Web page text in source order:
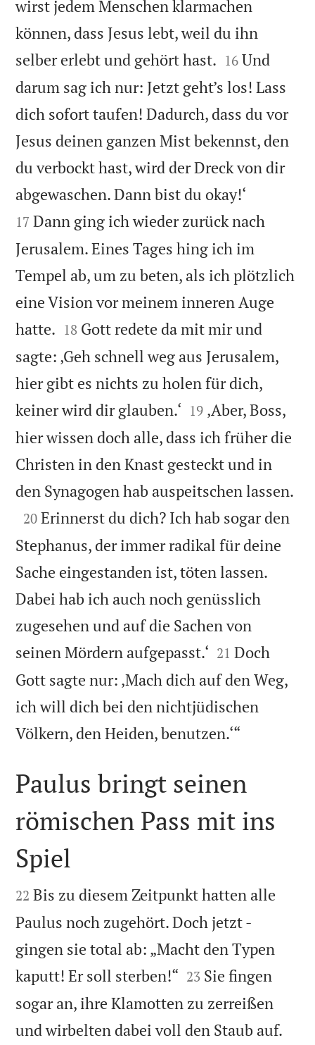
wirst jedem Menschen klarmachen
können, dass Jesus lebt, weil du ihn
selber erlebt und gehört hast. 

16 Und
darum sag ich nur: Jetzt geht’s los! Lass
dich sofort taufen! Dadurch, dass du vor
Jesus deinen ganzen Mist bekennst, den
du verbockt hast, wird der Dreck von dir
abgewaschen. Dann bist du okay!‘
17 Dann ging ich wieder zurück nach
Jerusalem. Eines Tages hing ich im
Tempel ab, um zu beten, als ich plötzlich
eine Vision vor meinem inneren Auge
hatte. 

18 Gott redete da mit mir und
sagte: ‚Geh schnell weg aus Jerusalem,
hier gibt es nichts zu holen für dich,
keiner wird dir glauben.‘ 

19 ‚Aber, Boss,
hier wissen doch alle, dass ich früher die
Christen in den Knast gesteckt und in
den Synagogen hab auspeitschen lassen.

20 Erinnerst du dich? Ich hab sogar den
Stephanus, der immer radikal für deine
Sache eingestanden ist, töten lassen.
Dabei hab ich auch noch genüsslich
zugesehen und auf die Sachen von
seinen Mördern aufgepasst.‘ 

21 Doch
Gott sagte nur: ‚Mach dich auf den Weg,
ich will dich bei den nichtjüdischen
Völkern, den Heiden, benutzen.‘“

Paulus bringt seinen
römischen Pass mit ins
Spiel

22 Bis zu diesem Zeitpunkt hatten alle
Paulus noch zugehört. Doch jetzt -
gingen sie total ab: „Macht den Typen
kaputt! Er soll sterben!“ 

23 Sie fingen
sogar an, ihre Klamotten zu zerreißen
und wirbelten dabei voll den Staub auf.